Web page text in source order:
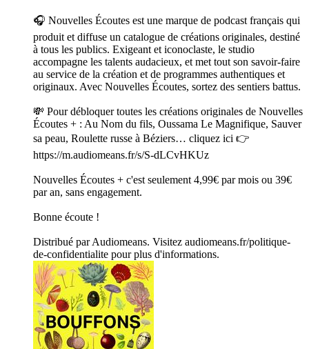
🎧 Nouvelles Écoutes est une marque de podcast français qui
produit et diffuse un catalogue de créations originales, destiné
à tous les publics. Exigeant et iconoclaste, le studio
accompagne les talents audacieux, et met tout son savoir-faire
au service de la création et de programmes authentiques et
originaux. Avec Nouvelles Écoutes, sortez des sentiers battus.
💸 Pour débloquer toutes les créations originales de Nouvelles
Écoutes + : Au Nom du fils, Oussama Le Magnifique, Sauver
sa peau, Roulette russe à Béziers… cliquez ici 👉
https://m.audiomeans.fr/s/S-dLCvHKUz
Nouvelles Écoutes + c'est seulement 4,99€ par mois ou 39€
par an, sans engagement.
Bonne écoute !
Distribué par Audiomeans. Visitez audiomeans.fr/politique-
de-confidentialite pour plus d'informations.